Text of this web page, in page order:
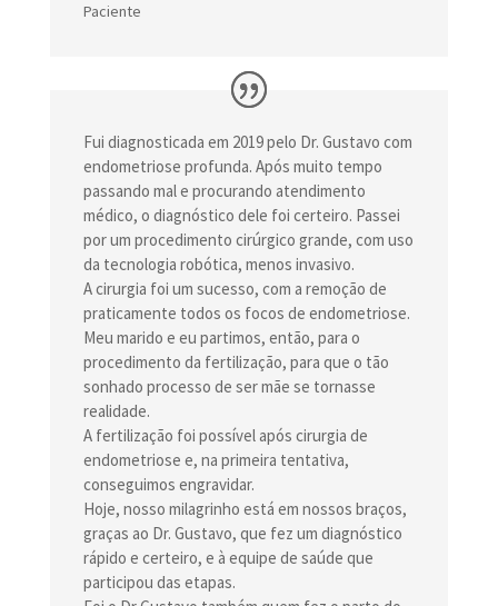
Paciente
Fui diagnosticada em 2019 pelo Dr. Gustavo com
endometriose profunda. Após muito tempo
passando mal e procurando atendimento
médico, o diagnóstico dele foi certeiro. Passei
por um procedimento cirúrgico grande, com uso
da tecnologia robótica, menos invasivo.
A cirurgia foi um sucesso, com a remoção de
praticamente todos os focos de endometriose.
Meu marido e eu partimos, então, para o
procedimento da fertilização, para que o tão
sonhado processo de ser mãe se tornasse
realidade.
A fertilização foi possível após cirurgia de
endometriose e, na primeira tentativa,
conseguimos engravidar.
Hoje, nosso milagrinho está em nossos braços,
graças ao Dr. Gustavo, que fez um diagnóstico
rápido e certeiro, e à equipe de saúde que
participou das etapas.